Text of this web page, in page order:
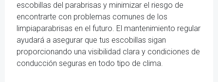
escobillas del parabrisas y minimizar el riesgo de
encontrarte con problemas comunes de los
limpiaparabrisas en el futuro. El mantenimiento regular
ayudará a asegurar que tus escobillas sigan
proporcionando una visibilidad clara y condiciones de
conducción seguras en todo tipo de clima.